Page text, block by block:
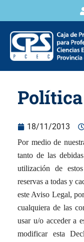
18/11/2013
Por medio de
tanto de las
utilización de
reservas a todas y
este Aviso Legal,
cualquiera de las
usar u/o acceder a
modificar esta